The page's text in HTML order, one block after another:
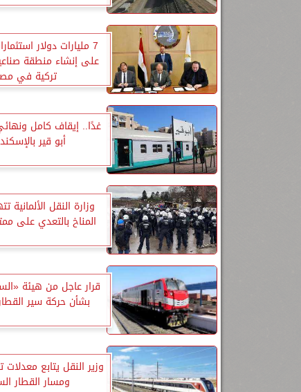
7 مليارات دولار
على إنشاء منطقة
تركية في
غدًا.. إيقاف كامل
أبو قير
وزارة النقل
المناخ بالتعدي على
قرار عاجل من هيئة
بشأن حركة سير
وزير النقل يتابع
ومسار القطار